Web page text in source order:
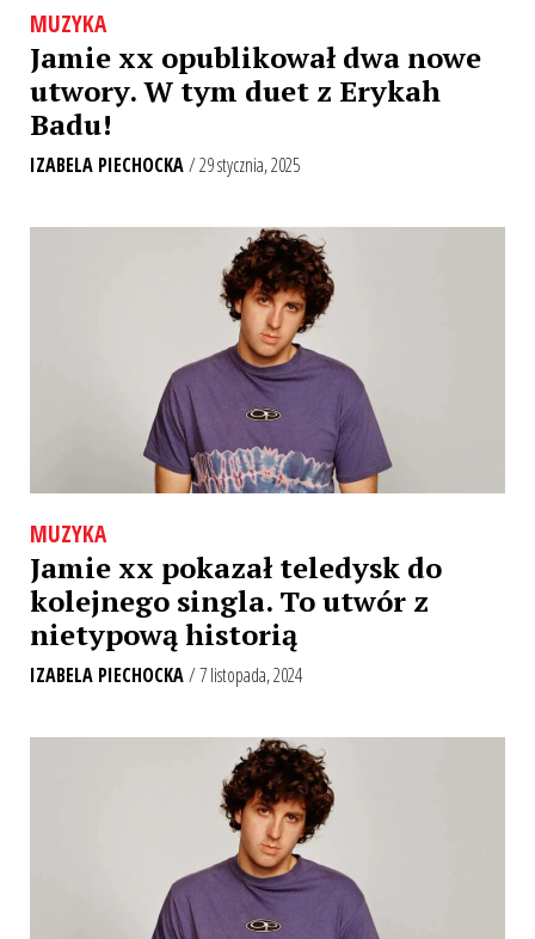
MUZYKA
Jamie xx opublikował dwa nowe
utwory. W tym duet z Erykah
Badu!
IZABELA PIECHOCKA/ 29 stycznia, 2025
MUZYKA
Jamie xx pokazał teledysk do
kolejnego singla. To utwór z
nietypową historią
IZABELA PIECHOCKA/ 7 listopada, 2024